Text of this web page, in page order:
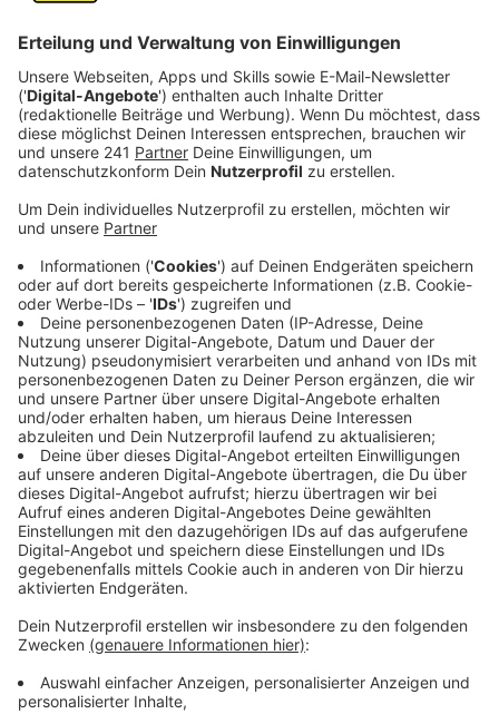
Dein aktueller Lieblingsort?
Ist seit meinem Urlaub im Januar der Lorbeerwald auf
La Palma. Ich kann gar nicht in Worte fassen, wie
unfassbar schön es da war. Dieser Geruch, dieses Grün.
Das muss man erlebt haben! Fotos und Videos können
das gar nicht so wiedergeben. Mit den vielen
Schluchten, kleinen Trampelpfaden und Steilwänden
war das Wandern dort wirklich ein Abenteuer. Ich habe
mich absolut frei gefühlt. Das war noch so unberührt
und ursprünglich dort, da kann man richtig zur Ruhe
kommen. Tatsächlich hätte ich mich auch nicht
gewundert, wenn auf einmal ein kleiner Raptor – also
ein Dinosaurier – in den Farnen aufgetaucht wäre. Das
sah wirklich aus wie in einem Jurassic Park Film.
Was liest Du gerade und warum?
„Der Augenjäger“ von Sebastian Fitzek. Einfach, weil
ich Psychothriller total gerne mag. Wobei Lesen bei
mir zurzeit definitiv zu kurz kommt. Daher weiche ich
notgedrungen auf Hörbücher aus – da ist meine
Bibliothek gerade ebenfalls voll mit Sebastian Fitzek.
Auch, weil die Bücher von einer der für mich
großartigsten Stimmen überhaupt gelesen werden:
Von Simon Jäger. Der könnte mir alles vorlesen und ich